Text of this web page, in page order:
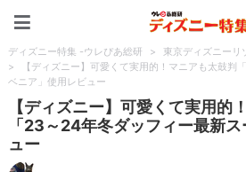
ディズニー特集 -ウレぴあ総研 > 東京ディズニーリ
>
【ディズニー】可愛くて実用的！マニアも太鼓
ベニア」使用レビュー
【ディズニー】可愛くて実用的
「23～24年冬ダッフィー最新
ュー